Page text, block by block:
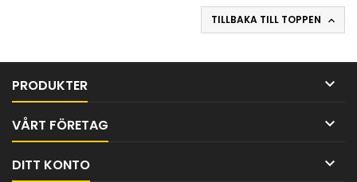
TILLBAKA TILL TOPPEN 
PRODUKTER 
VÅRT FÖRETAG 
DITT KONTO 